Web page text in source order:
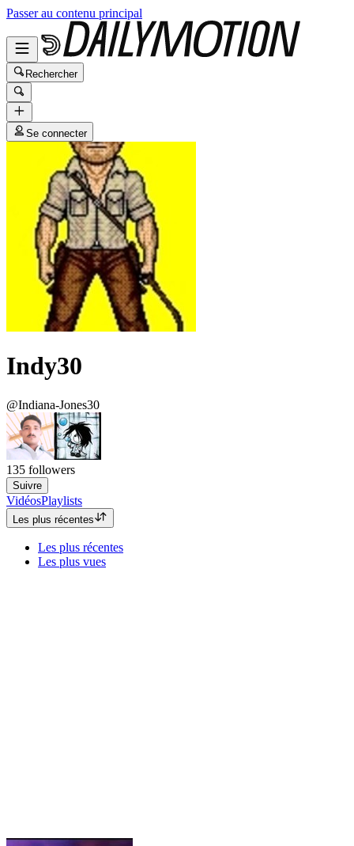
Passer au contenu principal
Rechercher
Se connecter
Indy30
@Indiana-Jones30
135 followers
Suivre
VidéosPlaylists
Les plus récentes
Les plus récentes
Les plus vues